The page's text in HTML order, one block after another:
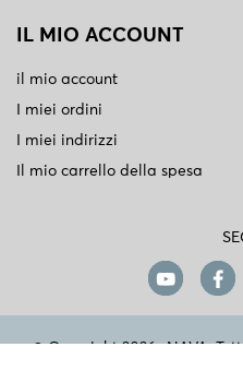
IL MIO ACCOUNT
il mio account
I miei ordini
I miei indirizzi
Il mio carrello della spesa
© Copyright 2026 -NAVA.